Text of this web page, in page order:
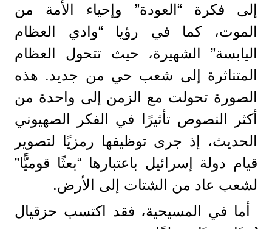
إلى فكرة “العودة” وإحياء الأمة من
الموت، كما في رؤيا “وادي العظام
اليابسة” الشهيرة، حيث تتحول العظام
المتناثرة إلى شعب حي من جديد. هذه
الصورة تحولت مع الزمن إلى واحدة من
أكثر النصوص تأثيرًا في الفكر الصهيوني
الحديث، إذ جرى توظيفها رمزيًا لتصوير
قيام دولة إسرائيل باعتبارها “بعثًا قوميًّا”
لشعب عاد من الشتات إلى الأرض.
أما في المسيحية، فقد اكتسب حزقيال